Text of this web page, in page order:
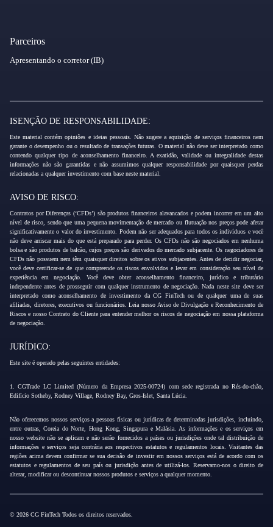
Parceiros
Apresentando o corretor (IB)
ISENÇÃO DE RESPONSABILIDADE:
Este material contém opiniões e ideias pessoais. Não sugere a aquisição de serviços financeiros nem
garante o desempenho ou o resultado de transações futuras. O material não deve ser interpretado como
contendo qualquer tipo de aconselhamento financeiro. A exatidão, validade ou integralidade destas
informações não são garantidas e não assumimos qualquer responsabilidade por quaisquer perdas
relacionadas a qualquer investimento com base neste material.
AVISO DE RISCO:
Contratos por Diferenças (‘CFDs’) são produtos financeiros alavancados e podem incorrer em um alto
nível de risco, sendo que uma pequena movimentação de mercado ou flutuação nos preços pode afetar
significativamente o valor do investimento. Podem não ser adequados para todos os indivíduos e você
não deve arriscar mais do que está preparado para perder. Os CFDs não são negociados em nenhuma
bolsa e são produtos de balcão, cujos preços são derivados do mercado subjacente. Os negociadores de
CFDs não possuem nem têm quaisquer direitos sobre os ativos subjacentes. Antes de decidir negociar,
você deve certificar-se de que compreende os riscos envolvidos e levar em consideração seu nível de
experiência em negociação. Você deve obter aconselhamento financeiro, jurídico e tributário
independente antes de prosseguir com qualquer instrumento de negociação. Nada neste site deve ser
interpretado como aconselhamento de investimento da CG FinTech ou de qualquer uma de suas
afiliadas, diretores, executivos ou funcionários. Leia nosso Aviso de Divulgação e Reconhecimento de
Riscos e nosso Contrato do Cliente para entender melhor os riscos de negociação em nossa plataforma
de negociação.
JURÍDICO:
Este site é operado pelas seguintes entidades:
1. CGTrade LC Limited (Número da Empresa 2025-00724) com sede registrada no Rés-do-chão,
Edifício Sotheby, Rodney Village, Rodney Bay, Gros-Islet, Santa Lúcia.
Não oferecemos nossos serviços a pessoas físicas ou jurídicas de determinadas jurisdições, incluindo,
entre outras, Coreia do Norte, Hong Kong, Singapura e Malásia. As informações e os serviços em
nosso website não se aplicam e não serão fornecidos a países ou jurisdições onde tal distribuição de
informações e serviços seja contrária aos respectivos estatutos e regulamentos locais. Visitantes das
regiões acima devem confirmar se sua decisão de investir em nossos serviços está de acordo com os
estatutos e regulamentos de seu país ou jurisdição antes de utilizá-los. Reservamo-nos o direito de
alterar, modificar ou descontinuar nossos produtos e serviços a qualquer momento.
© 2026 CG FinTech Todos os direitos reservados.